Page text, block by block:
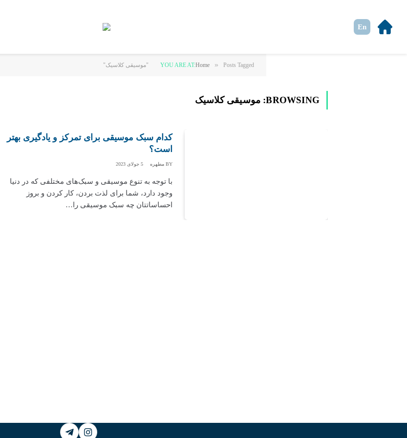
En
YOU ARE AT:Home » Posts Tagged "موسیقی کلاسیک"
BROWSING: موسیقی کلاسیک
کدام سبک موسیقی برای تمرکز و یادگیری بهتر
است؟
BY مطهره 5 جولای 2023
با توجه به تنوع موسیقی و سبک‌‌های مختلفی که در دنیا
وجود دارد، شما برای لذت بردن، کار کردن و بروز
احساساتتان چه سبک موسیقی را…
Instagram
Telegram